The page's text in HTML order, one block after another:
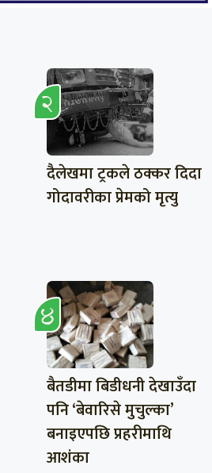
दैलेखमा ट्रकले ठक्कर दिदा
गोदावरीका प्रेमको मृत्यु
बैतडीमा बिडीधनी देखाउँदा
पनि ‘बेवारिसे मुचुल्का’
बनाइएपछि प्रहरीमाथि
आशंका